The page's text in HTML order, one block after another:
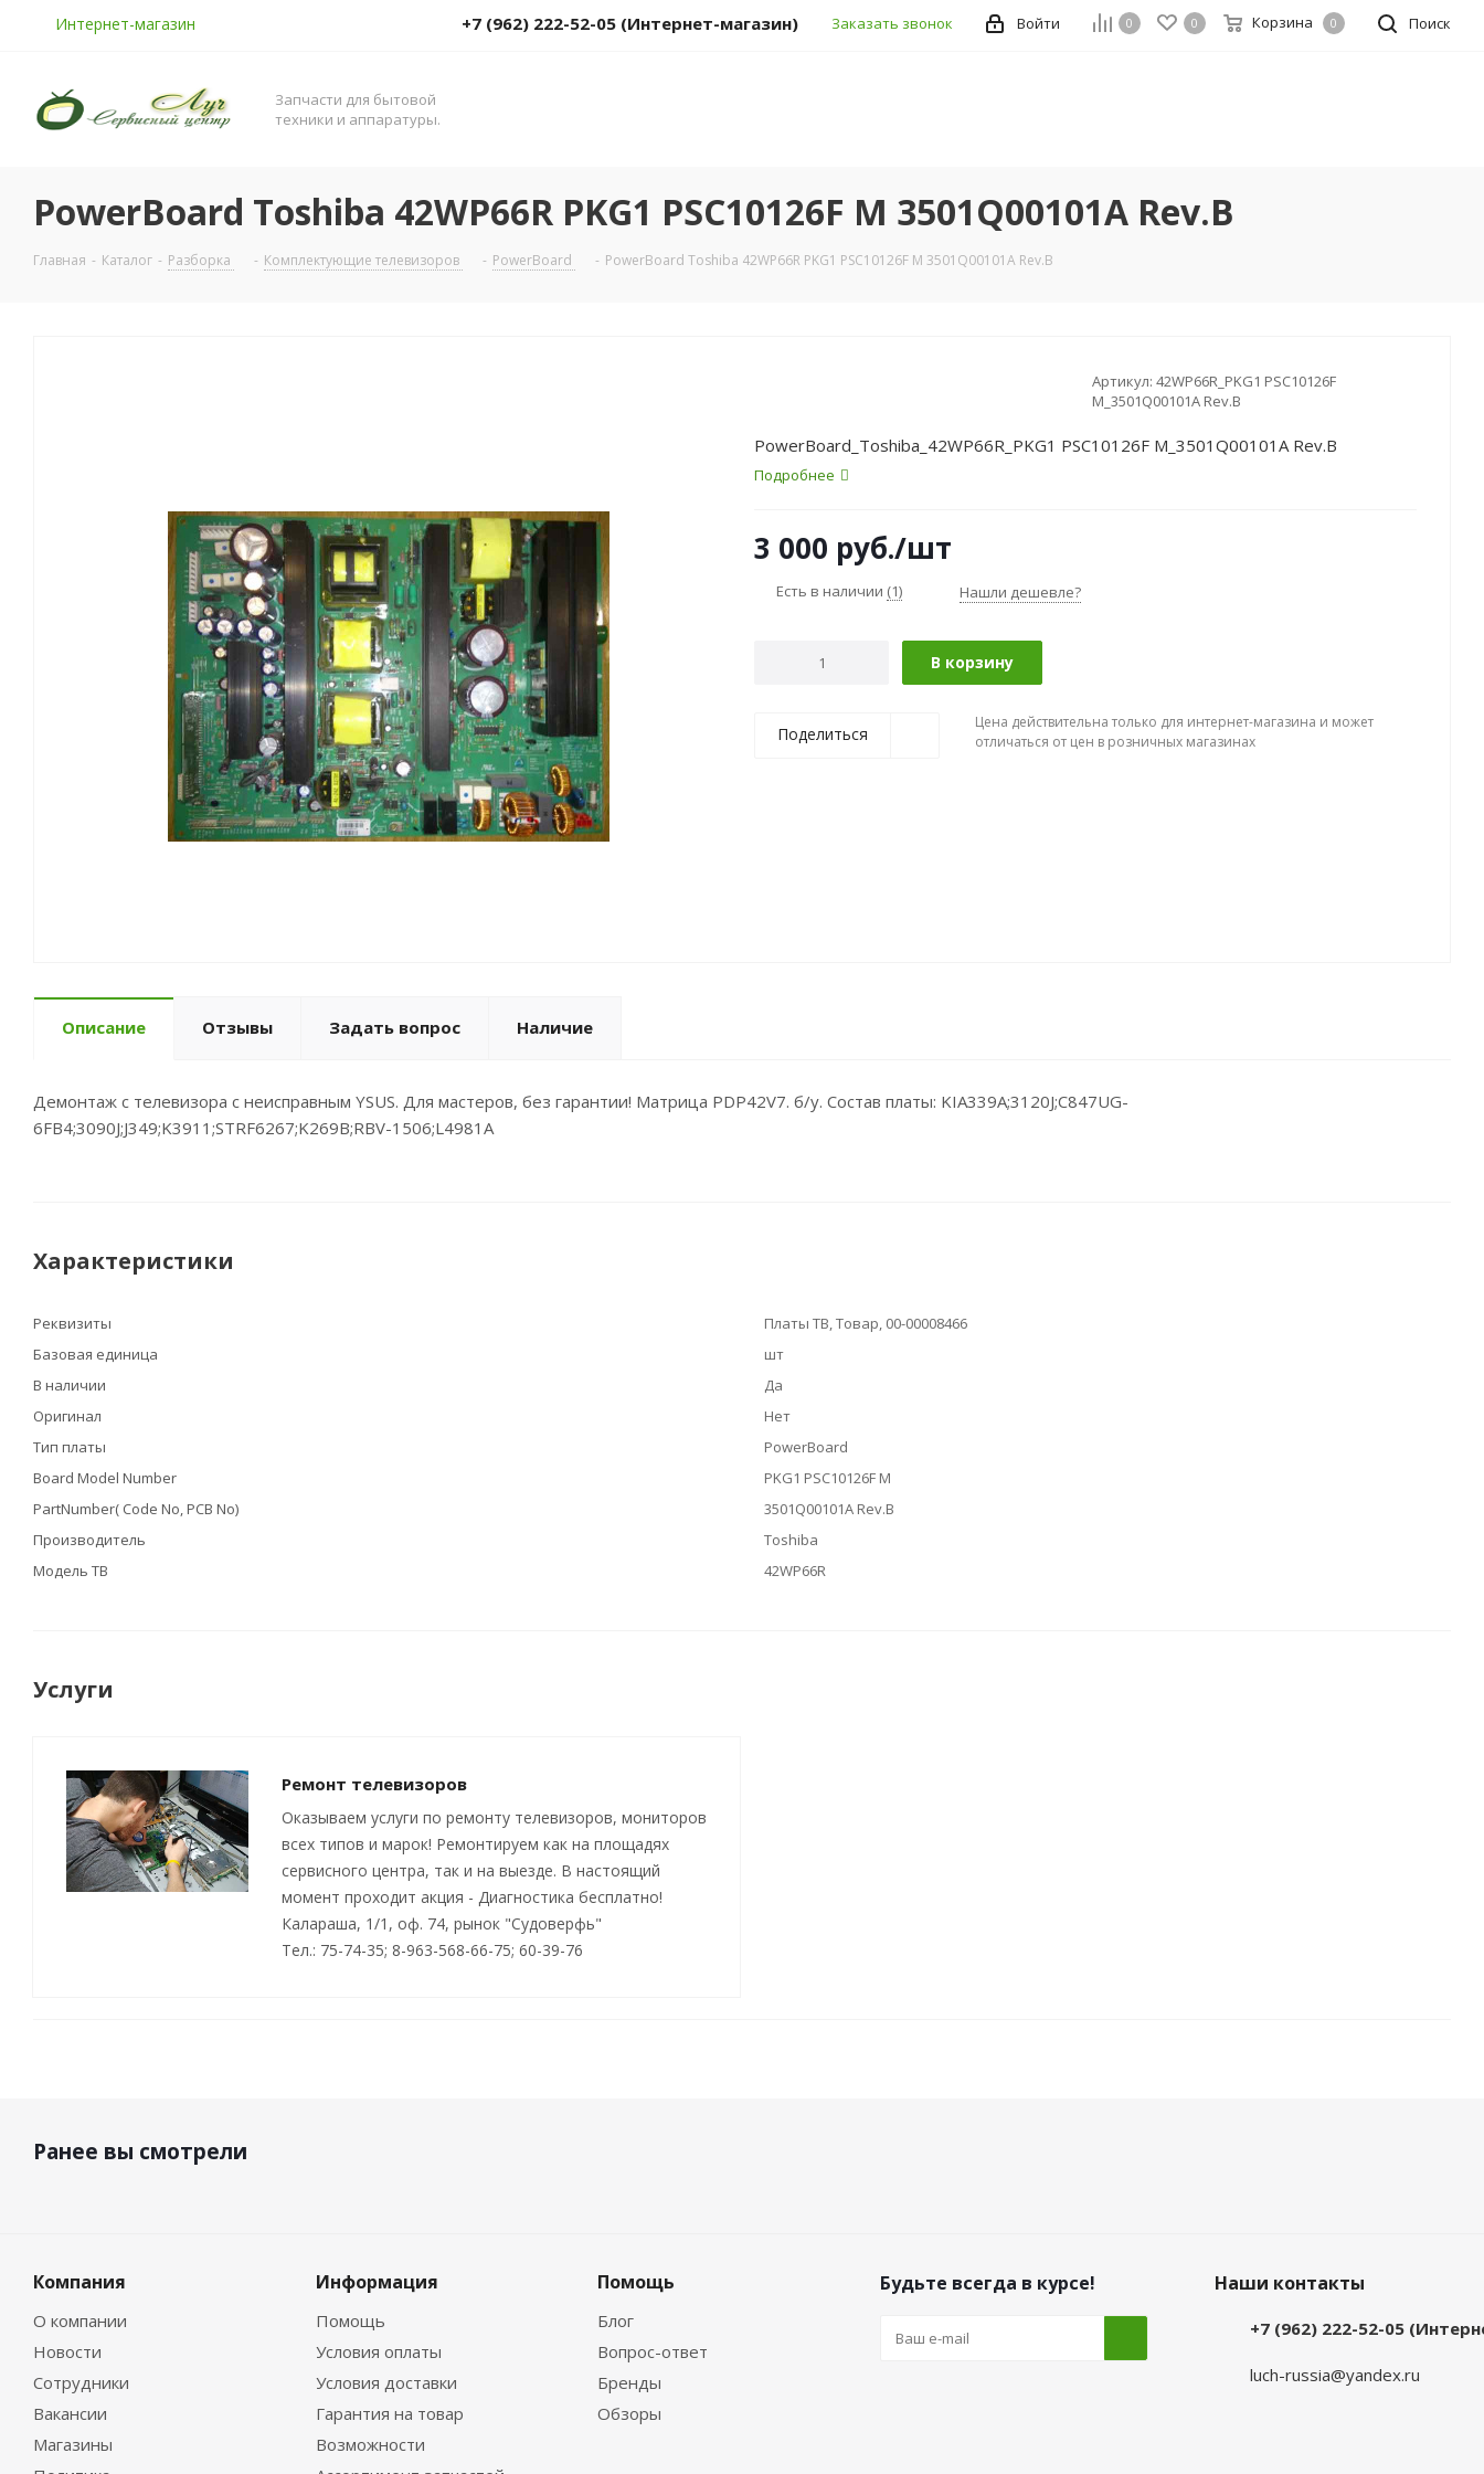
Интернет-магазин Поиск
0 0 Корзина 0
Войти
+7 (962) 222-52-05 (Интернет-магазин) Заказать звонок
Запчасти для бытовой
техники и аппаратуры.
PowerBoard Toshiba 42WP66R PKG1 PSC10126F M 3501Q00101A Rev.B
Главная - Каталог - Разборка - Комплектующие телевизоров - PowerBoard - PowerBoard Toshiba 42WP66R PKG1 PSC10126F M 3501Q00101A Rev.B
Артикул: 42WP66R_PKG1 PSC10126F
M_3501Q00101A Rev.B
PowerBoard_Toshiba_42WP66R_PKG1 PSC10126F M_3501Q00101A Rev.B
Подробнее
3 000 руб./шт
Есть в наличии (1) Нашли дешевле?
В корзину
Поделиться
Цена действительна только для интернет-магазина и может
отличаться от цен в розничных магазинах
Описание Отзывы Задать вопрос Наличие
Демонтаж с телевизора c неисправным YSUS. Для мастеров, без гарантии! Матрица PDP42V7. б/у. Состав платы: KIA339A;3120J;C847UG-
6FB4;3090J;J349;K3911;STRF6267;K269B;RBV-1506;L4981A
Характеристики
Реквизиты
Платы ТВ, Товар, 00-00008466
Базовая единица
шт
В наличии
Да
Оригинал
Нет
Тип платы
PowerBoard
Board Model Number
PKG1 PSC10126F M
PartNumber( Code No, PCB No)
3501Q00101A Rev.B
Производитель
Toshiba
Модель ТВ
42WP66R
Услуги
Ремонт телевизоров
Оказываем услуги по ремонту телевизоров, мониторов
всех типов и марок! Ремонтируем как на площадях
сервисного центра, так и на выезде. В настоящий
момент проходит акция - Диагностика бесплатно!
Калараша, 1/1, оф. 74, рынок "Судоверфь"
Тел.: 75-74-35; 8-963-568-66-75; 60-39-76
Ранее вы смотрели
Компания
О компании
Новости
Сотрудники
Вакансии
Магазины
Информация
Помощь
Условия оплаты
Условия доставки
Гарантия на товар
Возможности
Помощь
Блог
Вопрос-ответ
Бренды
Обзоры
Будьте всегда в курсе! Наши контакты
+7 (962) 222-52-05
luch-russia@yandex.ru